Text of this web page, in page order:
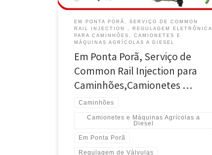
EM PONTA PORÃ, SERVIÇO DE COMMON
RAIL INJECTION , REGULAGEM ELETRÔNICA
PARA CAMINHÕES, CAMIONETES E
MÁQUINAS AGRÍCOLAS A DIESEL
Em Ponta Porã, Serviço de
Common Rail Injection para
Caminhões,Camionetes …
Caminhões
Camionetes e Máquinas Agrícolas a
Diesel
Em Ponta Porã
Regulagem de Válvulas